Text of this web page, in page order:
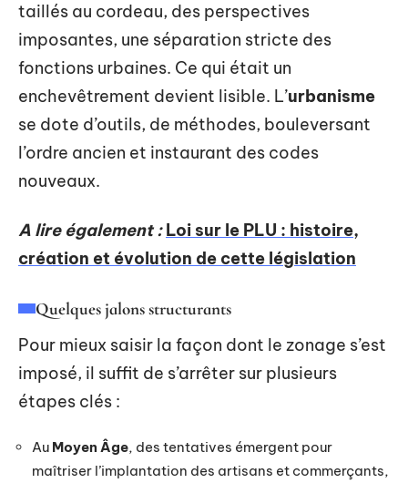
taillés au cordeau, des perspectives
imposantes, une séparation stricte des
fonctions urbaines. Ce qui était un
enchevêtrement devient lisible. L’urbanisme
se dote d’outils, de méthodes, bouleversant
l’ordre ancien et instaurant des codes
nouveaux.
A lire également : Loi sur le PLU : histoire,
création et évolution de cette législation
Quelques jalons structurants
Pour mieux saisir la façon dont le zonage s’est
imposé, il suffit de s’arrêter sur plusieurs
étapes clés :
Au Moyen Âge, des tentatives émergent pour
maîtriser l’implantation des artisans et commerçants,